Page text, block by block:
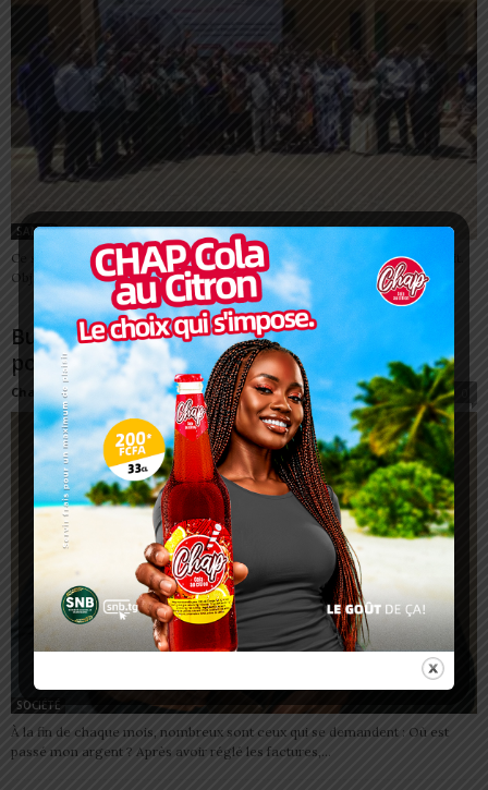
SANTÉ
Ce samedi 5 avril, le Foyer Évêché de Kara a accueilli un séminaire inédit.
Objectif, outiller les journalistes sur les fractures, un enjeu de...
Budget des enveloppes : une astuce simple
pour mieux vivre
Charbel SOSSOUVI 7 avril 2025
SOCIÉTÉ
À la fin de chaque mois, nombreux sont ceux qui se demandent : Où est
passé mon argent ? Après avoir réglé les factures,...